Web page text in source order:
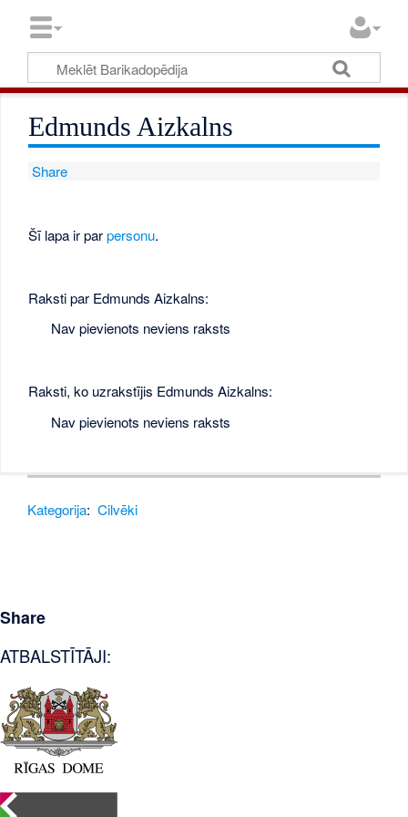
Edmunds Aizkalns
Share
Šī lapa ir parpersonu.
Raksti par Edmunds Aizkalns:
Nav pievienots neviens raksts
Raksti, ko uzrakstījis Edmunds Aizkalns:
Nav pievienots neviens raksts
Kategorija: Cilvēki
Share
ATBALSTĪTĀJI: